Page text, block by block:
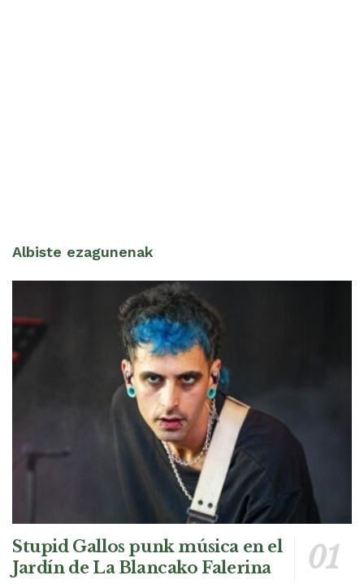
Albiste ezagunenak
Stupid Gallos punk música en el
Jardín de La Blancako Falerina